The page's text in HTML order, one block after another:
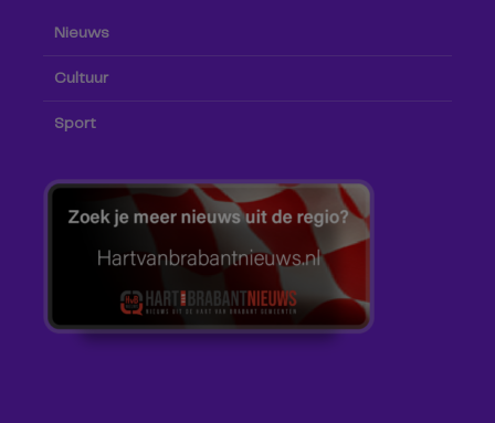
Nieuws
Cultuur
Sport